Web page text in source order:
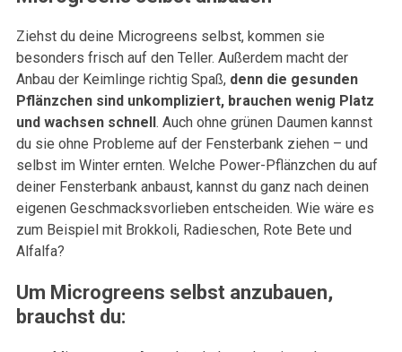
Ziehst du deine Microgreens selbst, kommen sie
besonders frisch auf den Teller. Außerdem macht der
Anbau der Keimlinge richtig Spaß, denn die gesunden
Pflänzchen sind unkompliziert, brauchen wenig Platz
und wachsen schnell. Auch ohne grünen Daumen kannst
du sie ohne Probleme auf der Fensterbank ziehen – und
selbst im Winter ernten. Welche Power-Pflänzchen du auf
deiner Fensterbank anbaust, kannst du ganz nach deinen
eigenen Geschmacksvorlieben entscheiden. Wie wäre es
zum Beispiel mit Brokkoli, Radieschen, Rote Bete und
Alfalfa?
Um Microgreens selbst anzubauen,
brauchst du: